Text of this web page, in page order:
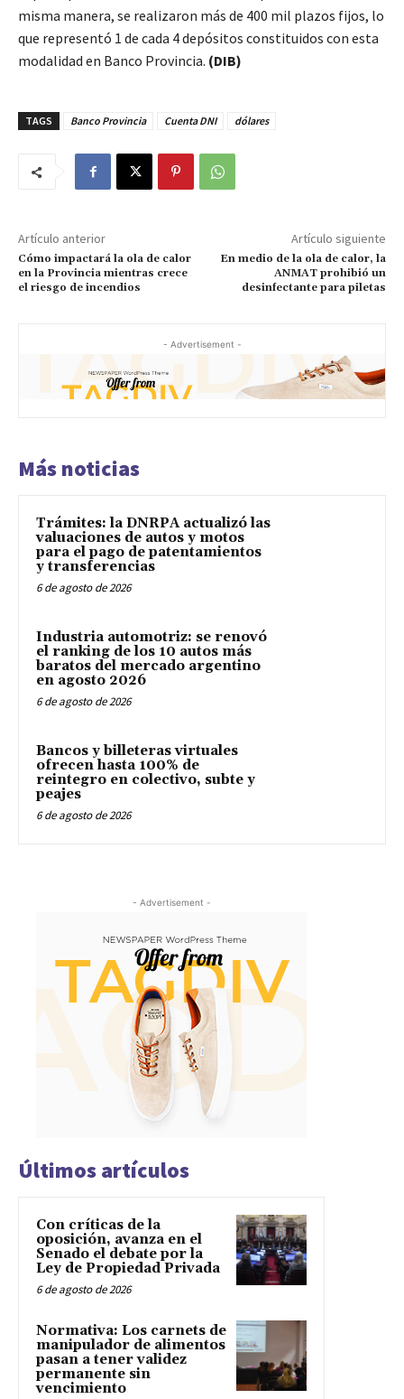
misma manera, se realizaron más de 400 mil plazos fijos, lo
que representó 1 de cada 4 depósitos constituidos con esta
modalidad en Banco Provincia. (DIB)
TAGS Banco Provincia Cuenta DNI dólares
Artículo anterior
Cómo impactará la ola de calor
en la Provincia mientras crece
el riesgo de incendios
Artículo siguiente
En medio de la ola de calor, la
ANMAT prohibió un
desinfectante para piletas
- Advertisement -
Más noticias
Trámites: la DNRPA actualizó las
valuaciones de autos y motos
para el pago de patentamientos
y transferencias
6 de agosto de 2026
Industria automotriz: se renovó
el ranking de los 10 autos más
baratos del mercado argentino
en agosto 2026
6 de agosto de 2026
Bancos y billeteras virtuales
ofrecen hasta 100% de
reintegro en colectivo, subte y
peajes
6 de agosto de 2026
- Advertisement -
Últimos artículos
Con críticas de la
oposición, avanza en el
Senado el debate por la
Ley de Propiedad Privada
6 de agosto de 2026
Normativa: Los carnets de
manipulador de alimentos
pasan a tener validez
permanente sin
vencimiento